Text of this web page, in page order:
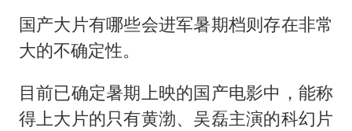
国产大片有哪些会进军暑期档则存在非常
大的不确定性。
目前已确定暑期上映的国产电影中，能称
得上大片的只有黄渤、吴磊主演的科幻片